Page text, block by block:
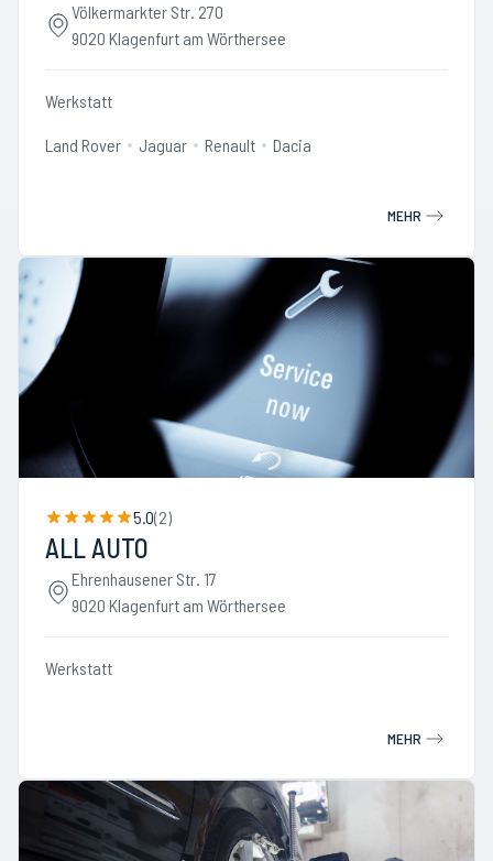
Völkermarkter Str. 270
9020 Klagenfurt am Wörthersee
Werkstatt
Land Rover Jaguar Renault Dacia
MEHR
5.0(2)
ALL AUTO
Ehrenhausener Str. 17
9020 Klagenfurt am Wörthersee
Werkstatt
MEHR